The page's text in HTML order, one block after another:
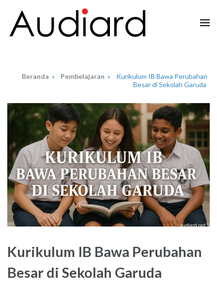
konten
Beranda » Pembelajaran »
Kurikulum IB Bawa Perubahan
Besar di Sekolah Garuda
Kurikulum IB Bawa Perubahan
Besar di Sekolah Garuda